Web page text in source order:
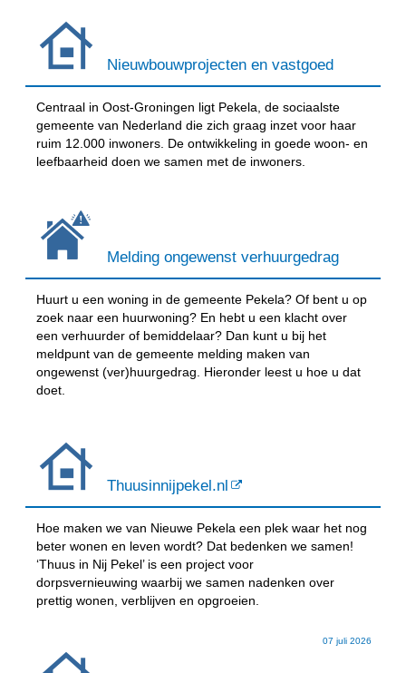
Nieuwbouwprojecten en vastgoed
Centraal in Oost-Groningen ligt Pekela, de sociaalste
gemeente van Nederland die zich graag inzet voor haar
ruim 12.000 inwoners. De ontwikkeling in goede woon- en
leefbaarheid doen we samen met de inwoners.
Melding ongewenst verhuurgedrag
Huurt u een woning in de gemeente Pekela? Of bent u op
zoek naar een huurwoning? En hebt u een klacht over
een verhuurder of bemiddelaar? Dan kunt u bij het
meldpunt van de gemeente melding maken van
ongewenst (ver)huurgedrag. Hieronder leest u hoe u dat
doet.
Thuusinnijpekel.nl
Hoe maken we van Nieuwe Pekela een plek waar het nog
beter wonen en leven wordt? Dat bedenken we samen!
‘Thuus in Nij Pekel’ is een project voor
dorpsvernieuwing waarbij we samen nadenken over
prettig wonen, verblijven en opgroeien.
07 juli 2026